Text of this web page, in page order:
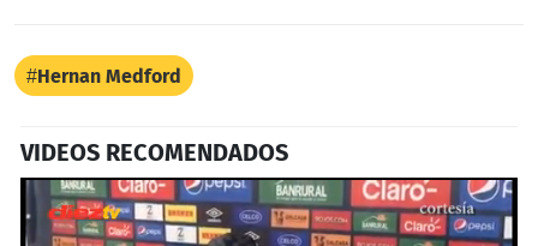
Hernan Medford
VIDEOS RECOMENDADOS